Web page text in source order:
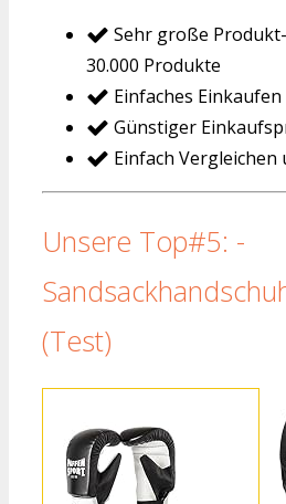
Sehr große
30.000 Produkte
Einfaches
Günstiger
Einfach Vergleichen
Unsere Top#5: -
(Test)